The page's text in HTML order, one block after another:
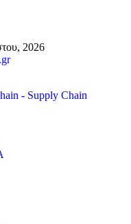
2026
- Supply Chain